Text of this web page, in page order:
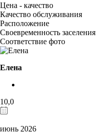
Цена - качество
Качество обслуживания
Расположение
Своевременность заселения
Соответствие фото
Елена
10,0
июнь 2026